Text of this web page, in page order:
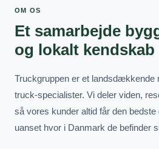
OM OS
Et samarbejde
og lokalt kendskab
Truckgruppen er et
truck-specialister. Vi deler viden,
så vores kunder altid får den bedste
uanset hvor i Danmark de befinder